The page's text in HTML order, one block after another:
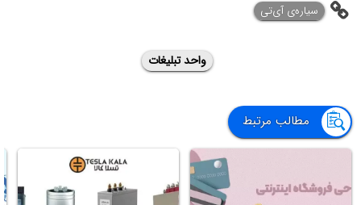
‌سیاره‌ی آی‌تی
واحد تبلیغات
مطالب مرتبط